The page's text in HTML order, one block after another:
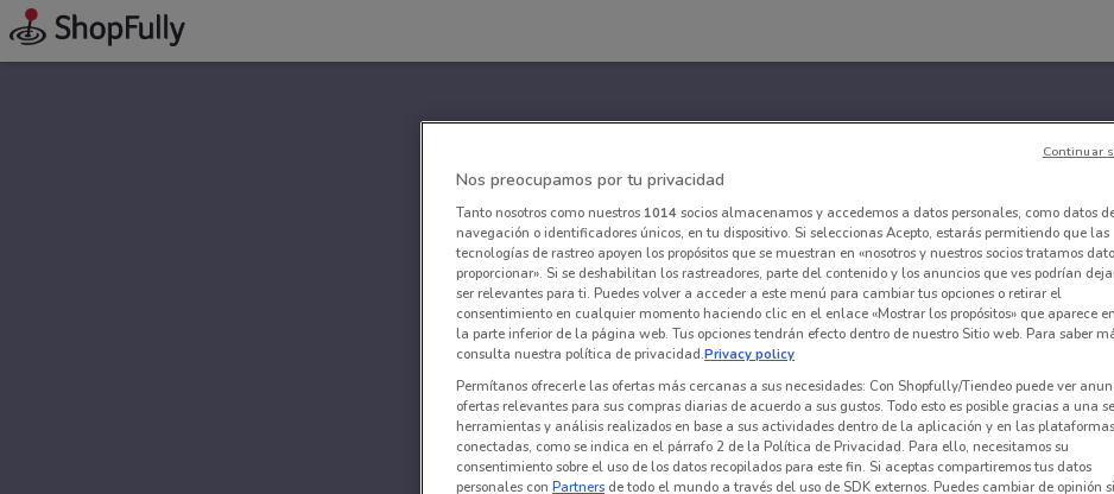
Nos preocupamos por tu privacidad
Tanto nosotros como nuestros 1014socios almacenamos y accedemos a datos personales, como datos
navegación o identificadores únicos, en tu dispositivo. Si seleccionas Acepto, estarás permitiendo que las
tecnologías de rastreo apoyen los propósitos que se muestran en «nosotros y nuestros socios tratamos
proporcionar». Si se deshabilitan los rastreadores, parte del contenido y los anuncios que ves podrían
ser relevantes para ti. Puedes volver a acceder a este menú para cambiar tus opciones o retirar el
consentimiento en cualquier momento haciendo clic en el enlace «Mostrar los propósitos» que aparece
la parte inferior de la página web. Tus opciones tendrán efecto dentro de nuestro Sitio web. Para saber
consulta nuestra política de privacidad.Privacy policy
Permítanos ofrecerle las ofertas más cercanas a sus necesidades: Con Shopfully/Tiendeo puede ver
ofertas relevantes para sus compras diarias de acuerdo a sus gustos. Todo esto es posible gracias a una
herramientas y análisis realizados en base a sus actividades dentro de la aplicación y en las plataformas
conectadas, como se indica en el párrafo 2 de la Política de Privacidad. Para ello, necesitamos su
consentimiento sobre el uso de los datos recopilados para este fin. Si aceptas compartiremos tus datos
personales con Partners de todo el mundo a través del uso de SDK externos. Puedes cambiar de opinión
Continuar